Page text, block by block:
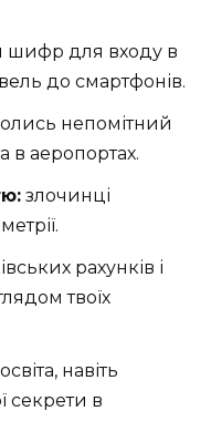
шифр для входу в
до смартфонів.
непомітний
в аеропортах.
злочинці
рахунків і
твоїх
навіть
секрети в